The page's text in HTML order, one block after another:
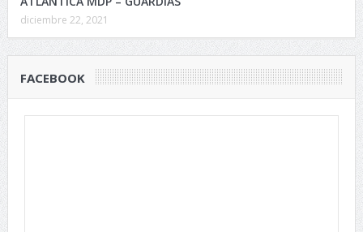
diciembre 22, 2021
FACEBOOK